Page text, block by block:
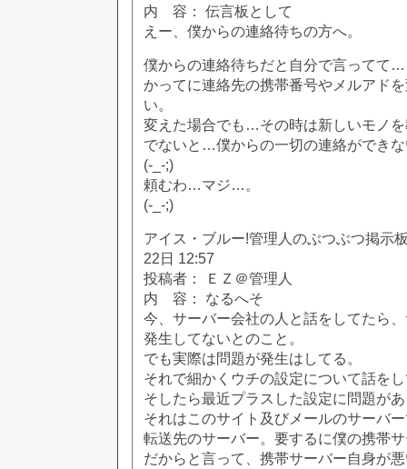
内 容： 伝言板として
えー、僕からの連絡待ちの方へ。
僕からの連絡待ちだと自分で言ってて…
かってに連絡先の携帯番号やメルアド
い。
変えた場合でも…その時は新しいモノ
でないと…僕からの一切の連絡ができ
(-_-;)
頼むわ…マジ…。
(-_-;)
アイス・ブルー!管理人のぶつぶつ掲示
22日 12:57
投稿者： ＥＺ＠管理人
内 容： なるへそ
今、サーバー会社の人と話をしてたら
発生してないとのこと。
でも実際は問題が発生はしてる。
それで細かくウチの設定について話を
そしたら最近プラスした設定に問題が
それはこのサイト及びメールのサーバ
転送先のサーバー。要するに僕の携帯
だからと言って、携帯サーバー自身が